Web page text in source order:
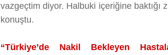
vazgeçtim diyor. Halbuki içeriğine baktığı
konuştu.
“Türkiye’de Nakil Bekleyen